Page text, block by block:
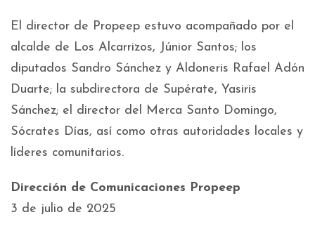
El director de Propeep estuvo acompañado por el
alcalde de Los Alcarrizos, Júnior Santos; los
diputados Sandro Sánchez y Aldoneris Rafael Adón
Duarte; la subdirectora de Supérate, Yasiris
Sánchez; el director del Merca Santo Domingo,
Sócrates Días, así como otras autoridades locales y
líderes comunitarios.
Dirección de Comunicaciones Propeep
3 de julio de 2025